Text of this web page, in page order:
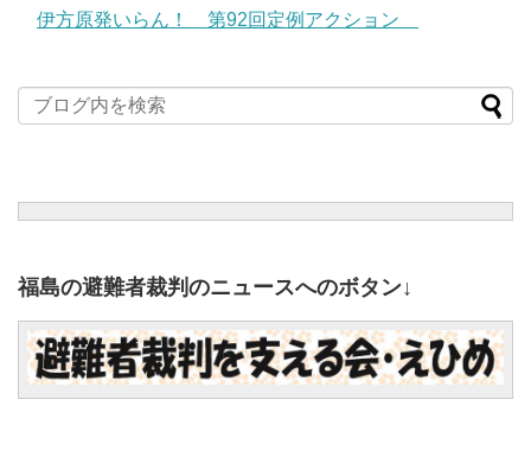
伊方原発いらん！ 第92回定例アクション
福島の避難者裁判のニュースへのボタン↓